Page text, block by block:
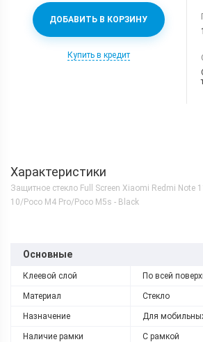
ДОБАВИТЬ В КОРЗИНУ
Купить в кредит
Характеристики
Защитное стекло Full Screen Xiaomi Redmi Note
10/Poco M4 Pro/Poco M5s - Black
Основные
Клеевой слой По всей
Материал Стекло
Назначение Для
Наличие рамки С рамкой